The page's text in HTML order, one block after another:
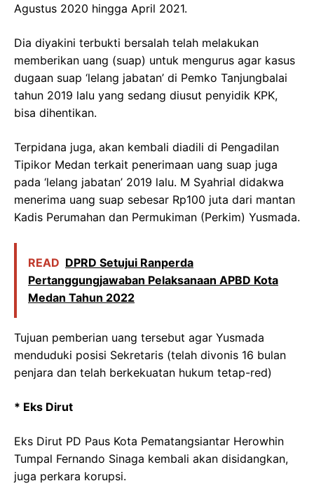
Agustus 2020 hingga April 2021.
Dia diyakini terbukti bersalah telah melakukan
memberikan uang (suap) untuk mengurus agar kasus
dugaan suap ‘lelang jabatan’ di Pemko Tanjungbalai
tahun 2019 lalu yang sedang diusut penyidik KPK,
bisa dihentikan.
Terpidana juga, akan kembali diadili di Pengadilan
Tipikor Medan terkait penerimaan uang suap juga
pada ‘lelang jabatan’ 2019 lalu. M Syahrial didakwa
menerima uang suap sebesar Rp100 juta dari mantan
Kadis Perumahan dan Permukiman (Perkim) Yusmada.
READ DPRD Setujui Ranperda
Pertanggungjawaban Pelaksanaan APBD Kota
Medan Tahun 2022
Tujuan pemberian uang tersebut agar Yusmada
menduduki posisi Sekretaris (telah divonis 16 bulan
penjara dan telah berkekuatan hukum tetap-red)
* Eks Dirut
Eks Dirut PD Paus Kota Pematangsiantar Herowhin
Tumpal Fernando Sinaga kembali akan disidangkan,
juga perkara korupsi.